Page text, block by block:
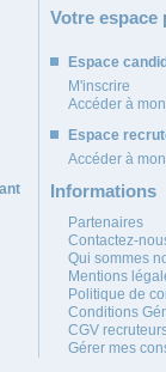
Votre espace
Espace
M'inscrire
Accéder à
Espace
Accéder à
Informations
Partenaires
Contactez-
Qui sommes
Mentions
Politique de
Conditions
CGV
Gérer mes